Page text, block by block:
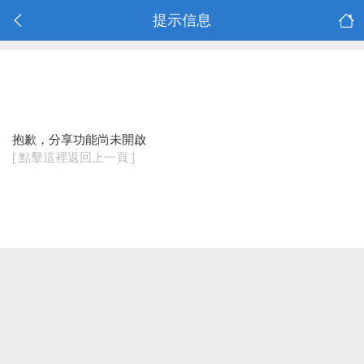
提示信息
抱歉，分享功能尚未開啟
[ 點擊這裡返回上一頁 ]